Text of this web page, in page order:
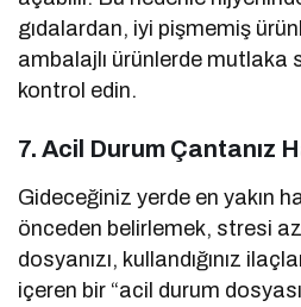
gıdalardan, iyi pişmemiş
ambalajlı ürünlerde mutlaka
kontrol edin.
7. Acil Durum Çantanız
Gideceğiniz yerde en yakın
önceden belirlemek, stresi
dosyanızı, kullandığınız
içeren bir “acil durum